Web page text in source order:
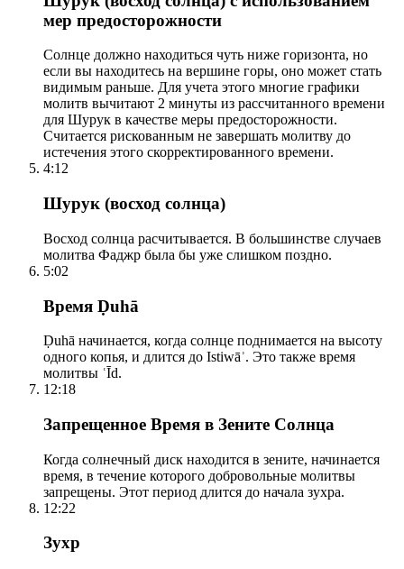
мер предосторожности
Солнце должно находиться чуть ниже горизонта, но
если вы находитесь на вершине горы, оно может стать
видимым раньше. Для учета этого многие графики
молитв вычитают 2 минуты из рассчитанного времени
для Шурук в качестве меры предосторожности.
Считается рискованным не завершать молитву до
истечения этого скорректированного времени.
4:12
Шурук (восход солнца)
Восход солнца расчитывается. В большинстве случаев
молитва Фаджр была бы уже слишком поздно.
5:02
Время Ḍuhā
Ḍuhā начинается, когда солнце поднимается на высоту
одного копья, и длится до Istiwāʾ. Это также время
молитвы ʿĪd.
12:18
Запрещенное Время в Зените Солнца
Когда солнечный диск находится в зените, начинается
время, в течение которого добровольные молитвы
запрещены. Этот период длится до начала зухра.
12:22
Зухр